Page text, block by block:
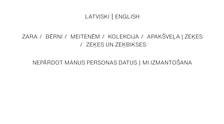
NEPĀRDOT MANUS PERSONAS DATUS MI IZMANTOŠANA
ZARA / BĒRNI / MEITENĒM / KOLEKCIJA / APAKŠVEĻA | ZEĶES
/ ZEĶES UN ZEĶBIKSES
LATVISKI ENGLISH